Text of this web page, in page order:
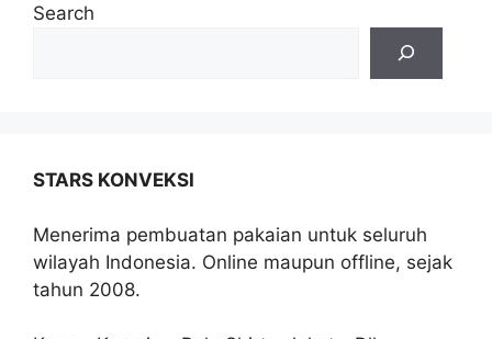
Search
STARS KONVEKSI
Menerima pembuatan pakaian untuk seluruh
wilayah Indonesia. Online maupun offline, sejak
tahun 2008.